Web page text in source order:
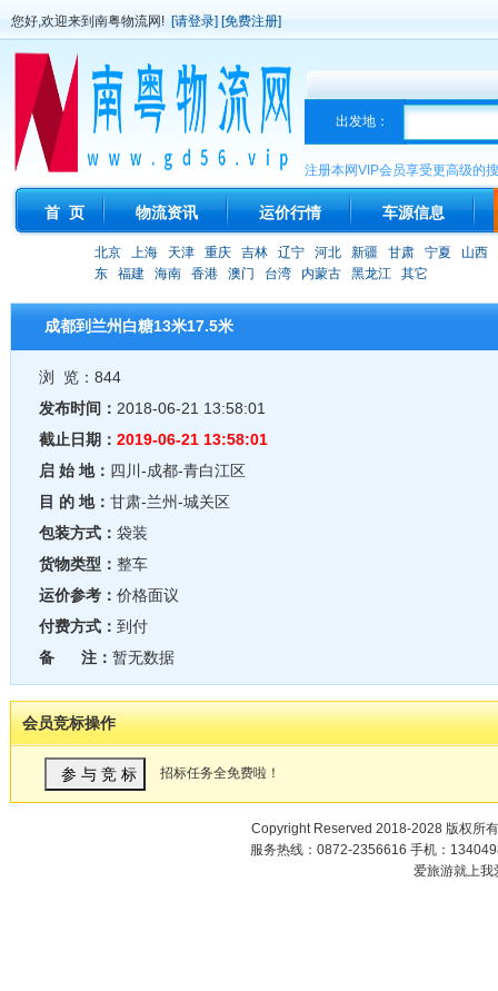
您好,欢迎来到南粤物流网! [请登录] [免费注册]
出发地：
注册本网VIP会员享受更高级的
首 页 物流资讯 运价行情 车源信息
北京 上海 天津 重庆 吉林 辽宁 河北 新疆 甘肃 宁夏
山西
东
福建 海南 香港 澳门 台湾 内蒙古 黑龙江 其它
成都到兰州白糖13米17.5米
浏 览：844
发布时间： 2018-06-21 13:58:01
截止日期： 2019-06-21 13:58:01
启 始 地： 四川-成都-青白江区
目 的 地： 甘肃-兰州-城关区
包装方式： 袋装
货物类型： 整车
运价参考： 价格面议
付费方式： 到付
备 注： 暂无数据
会员竞标操作
招标任务全免费啦！
Copyright Reserved 2018-2028 版权所
服务热线：0872-2356616 手机：
爱旅游就上我